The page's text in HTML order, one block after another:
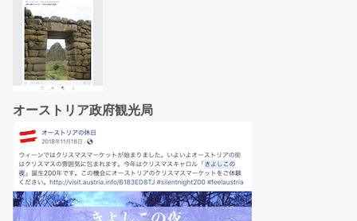
オーストリア政府観光局